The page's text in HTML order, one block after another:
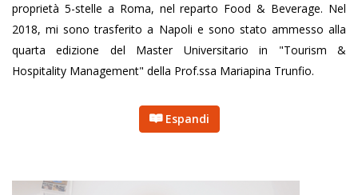
proprietà 5-stelle a Roma, nel reparto Food & Beverage. Nel
2018, mi sono trasferito a Napoli e sono stato ammesso alla
quarta edizione del Master Universitario in "Tourism &
Hospitality Management" della Prof.ssa Mariapina Trunfio.
Espandi